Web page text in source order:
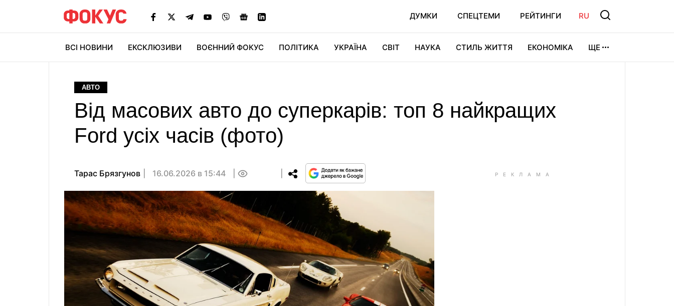
ДУМКИ СПЕЦТЕМИ РЕЙТИНГИ RU
ВСІ НОВИНИ ЕКСКЛЮЗИВИ ВОЄННИЙ ФОКУС ПОЛІТИКА УКРАЇНА СВІТ НАУКА СТИЛЬ ЖИТТЯ ЕКОНОМІКА ЩЕ
АВТО
Від масових авто до суперкарів: топ 8 найкращих
Ford усіх часів (фото)
Тарас Брязгунов 16.06.2026 в 15:44